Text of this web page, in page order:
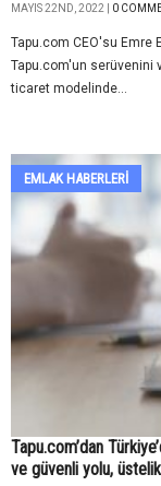
MAYIS 22ND, 2022 | 0
Tapu.com CEO'su Emre
Tapu.com'un serüvenini
ticaret modelinde...
EMLAK HABERLERI
Tapu.com’dan
ve güvenli yolu,